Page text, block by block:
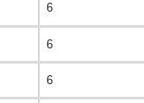
6
6
6